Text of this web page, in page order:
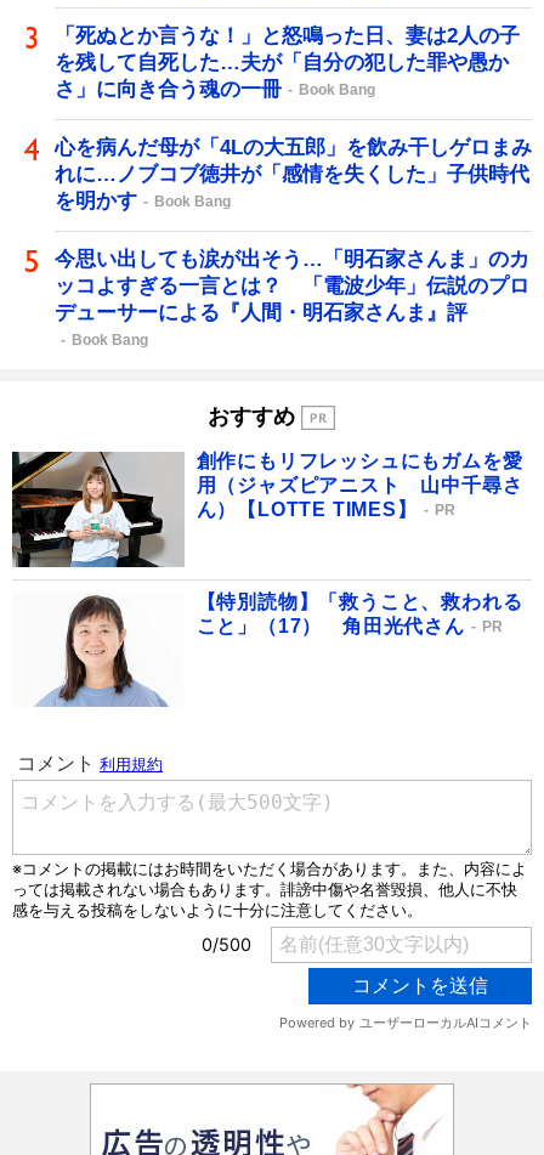
「死ぬとか言うな！」と怒鳴った日、妻は2人の子
を残して自死した…夫が「自分の犯した罪や愚か
さ」に向き合う魂の一冊
Book Bang
心を病んだ母が「4Lの大五郎」を飲み干しゲロまみ
れに…ノブコブ徳井が「感情を失くした」子供時代
を明かす
Book Bang
今思い出しても涙が出そう…「明石家さんま」のカ
ッコよすぎる一言とは？ 「電波少年」伝説のプロ
デューサーによる『人間・明石家さんま』評
Book Bang
おすすめ
創作にもリフレッシュにもガムを愛
用（ジャズピアニスト 山中千尋さ
ん）【LOTTE TIMES】
PR
【特別読物】「救うこと、救われる
こと」（17） 角田光代さん
PR